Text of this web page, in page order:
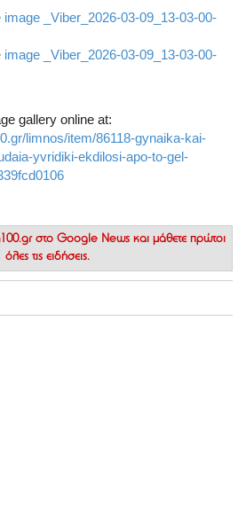
gallery online at:
limnos/item/86118-gynaika-kai-
yvridiki-ekdilosi-apo-to-gel-
στο Google News και μάθετε πρώτοι
όλες τις ειδήσεις.